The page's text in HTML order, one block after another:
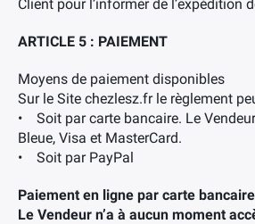
Client pour l’informer de l’expédition
ARTICLE 5 : PAIEMENT
Moyens de paiement disponibles
Sur le Site chezlesz.fr le règlement
• Soit par carte bancaire. Le
Bleue, Visa et MasterCard.
• Soit par PayPal
Paiement en ligne par carte bancaire
Le Vendeur n’a à aucun moment